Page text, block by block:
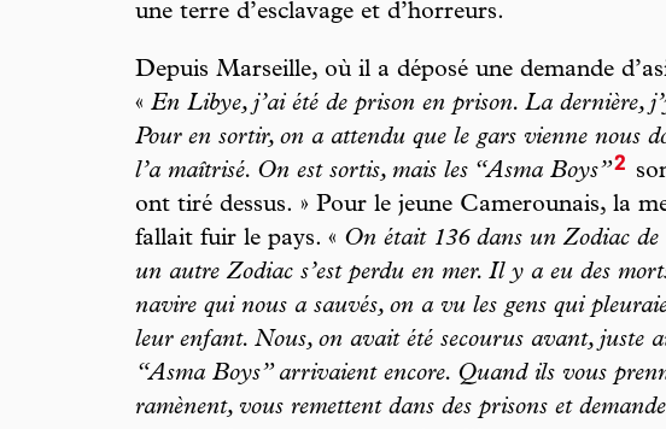
une terre d’esclavage et d’horreurs.
Depuis Marseille, où il a déposé une demande
« En Libye, j’ai été de prison en prison. La dernière,
Pour en sortir, on a attendu que le gars vienne nous
l’a maîtrisé. On est sortis, mais les “Asma Boys”2
ont tiré dessus. » Pour le jeune Camerounais, la
fallait fuir le pays. « On était 136 dans un Zodiac de
un autre Zodiac s’est perdu en mer. Il y a eu des
navire qui nous a sauvés, on a vu les gens qui
leur enfant. Nous, on avait été secourus avant, juste
“Asma Boys” arrivaient encore. Quand ils vous
ramènent, vous remettent dans des prisons et